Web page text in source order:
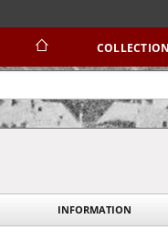
INFORMATION